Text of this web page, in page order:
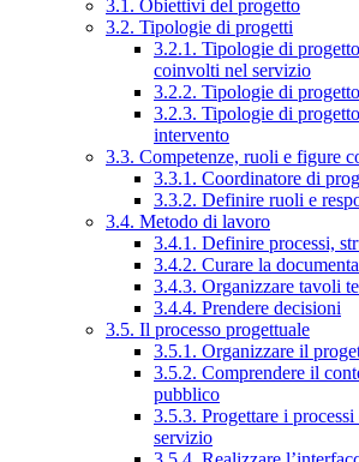
3.1. Obiettivi del progetto
3.2. Tipologie di progetti
3.2.1. Tipologie di
coinvolti nel servizio
3.2.2. Tipologie di
3.2.3. Tipologie di
intervento
3.3. Competenze, ruoli e figure
3.3.1. Coordinatore di
3.3.2. Definire ruoli e
3.4. Metodo di lavoro
3.4.1. Definire processi,
3.4.2. Curare la
3.4.3. Organizzare tavoli
3.4.4. Prendere decisioni
3.5. Il processo progettuale
3.5.1. Organizzare il
3.5.2. Comprendere il
pubblico
3.5.3. Progettare i processi
servizio